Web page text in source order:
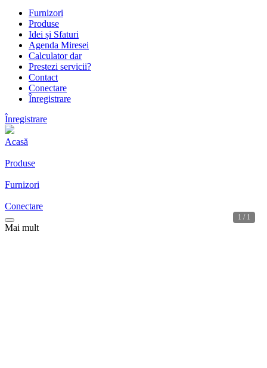
1 / 1
Furnizori
Produse
Idei și Sfaturi
Agenda Miresei
Calculator dar
Prestezi servicii?
Contact
Conectare
Înregistrare
Înregistrare
Acasă
Produse
Furnizori
Conectare
Mai mult